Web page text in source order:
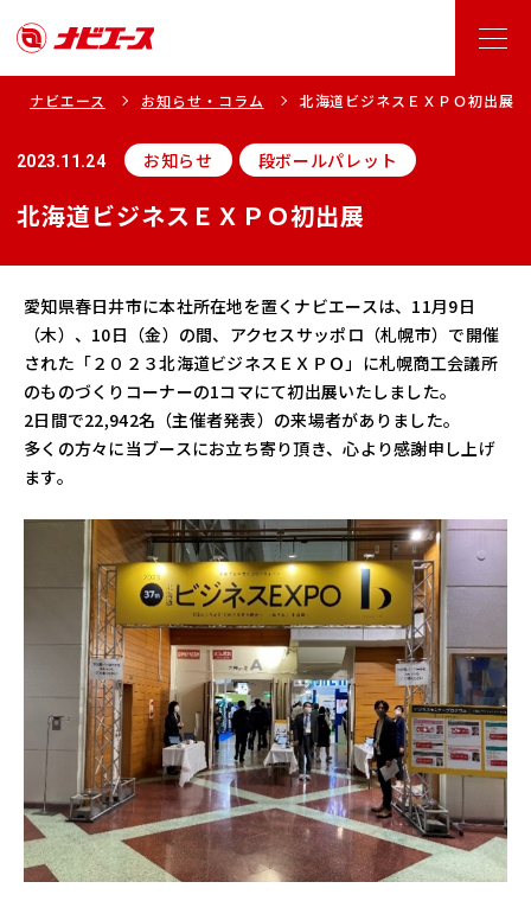
ナビエース お知らせ・コラム 北海道ビジネスＥＸＰＯ初出展
2023.11.24 お知らせ 段ボールパレット
北海道ビジネスＥＸＰＯ初出展
愛知県春日井市に本社所在地を置くナビエースは、11月9日
（木）、10日（金）の間、アクセスサッポロ（札幌市）で開催
された「２０２３北海道ビジネスＥＸＰＯ」に札幌商工会議所
のものづくりコーナーの1コマにて初出展いたしました。
2日間で22,942名（主催者発表）の来場者がありました。
多くの方々に当ブースにお立ち寄り頂き、心より感謝申し上げ
ます。